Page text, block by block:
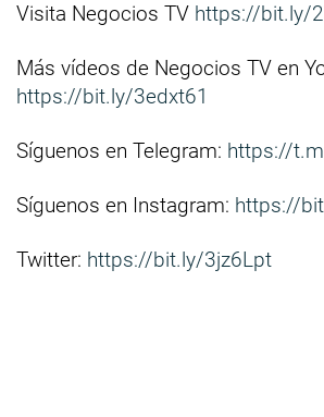
Visita Negocios TV https://bit.ly/
Más vídeos de Negocios TV en
https://bit.ly/3edxt61
Síguenos en Telegram: https://
Síguenos en Instagram: https://
Twitter: https://bit.ly/3jz6Lpt